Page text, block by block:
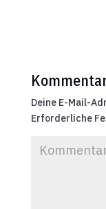
Deine E-Mail-
Erforderliche